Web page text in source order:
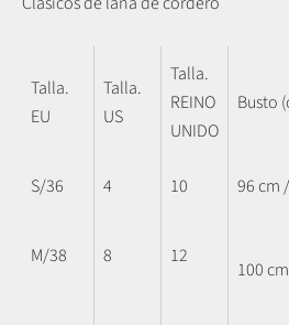
Talla.
EU
Talla.
US
Talla.
REINO
UNIDO
Busto
S/36 4 10 96 cm
M/38 8 12
100 cm